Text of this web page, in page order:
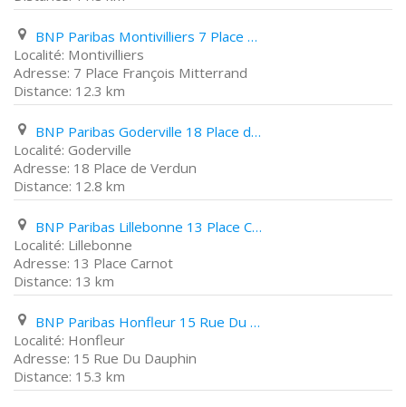
BNP Paribas Montivilliers 7 Place François Mitterrand
Montivilliers
7 Place François Mitterrand
12.3 km
BNP Paribas Goderville 18 Place de Verdun
Goderville
18 Place de Verdun
12.8 km
BNP Paribas Lillebonne 13 Place Carnot
Lillebonne
13 Place Carnot
13 km
BNP Paribas Honfleur 15 Rue Du Dauphin
Honfleur
15 Rue Du Dauphin
15.3 km